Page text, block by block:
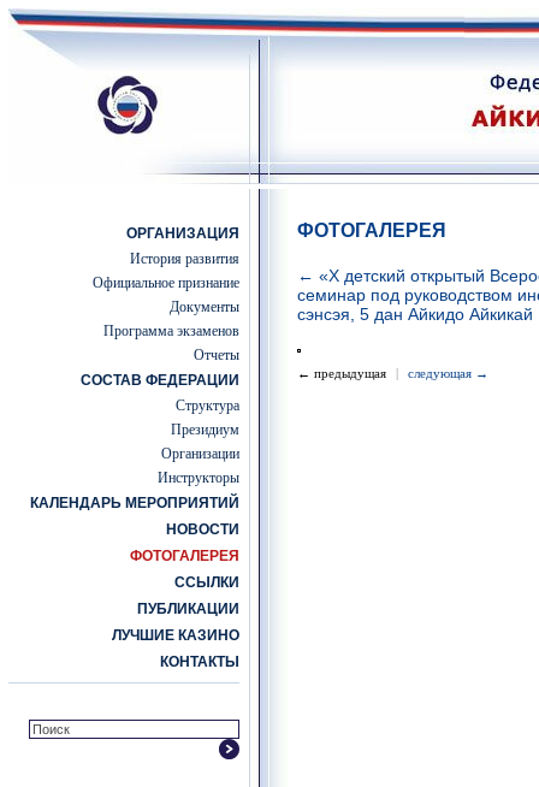
ОРГАНИЗАЦИЯ
История развития
Официальное признание
Документы
Программа экзаменов
Отчеты
СОСТАВ ФЕДЕРАЦИИ
Структура
Президиум
Организации
Инструкторы
КАЛЕНДАРЬ МЕРОПРИЯТИЙ
НОВОСТИ
ФОТОГАЛЕРЕЯ
ССЫЛКИ
ПУБЛИКАЦИИ
ЛУЧШИЕ КАЗИНО
КОНТАКТЫ
ФОТОГАЛЕРЕЯ
← «Х детский открытый
семинар под руководством
сэнсэя, 5 дан Айкидо Айкикай
← предыдущая | следующая →